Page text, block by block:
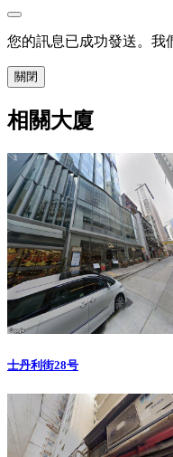
您的訊息已成功發送。我
關閉
相關大廈
士丹利街28号